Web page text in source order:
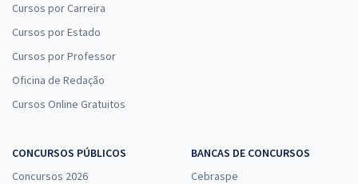
Cursos por Carreira
Cursos por Estado
Cursos por Professor
Oficina de Redação
Cursos Online Gratuitos
CONCURSOS PÚBLICOS
Concursos 2026
BANCAS DE CONCURSOS
Cebraspe